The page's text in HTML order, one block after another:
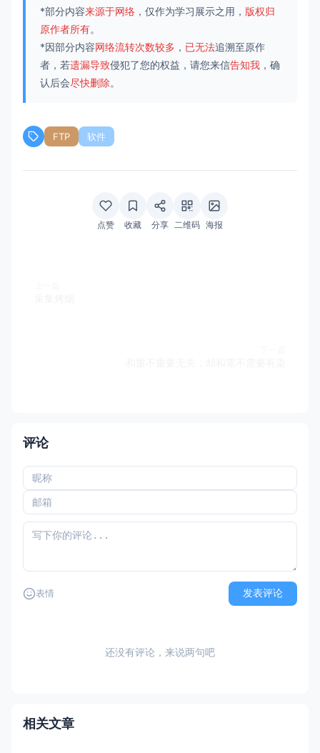
*部分内容来源于网络 ，仅作为学习展示之用， 版权归
原作者所有。
*因部分内容网络流转次数较多 ， 已无法追溯至原作
者，若遗漏导致侵犯了您的权益，请您来信告知我 ，确
认后会尽快删除。
FTP 软件
点赞 收藏 分享 二维码 海报
评论
表情 发表评论
还没有评论，来说两句吧
相关文章